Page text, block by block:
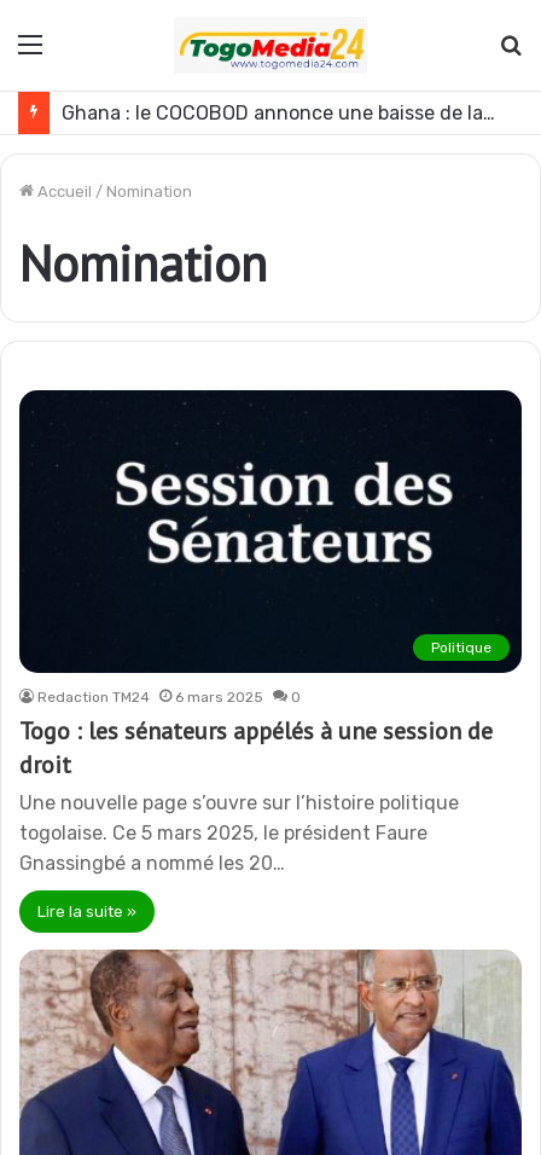
Menu
Ghana : le COCOBOD annonce une baisse de la production de cacao pour la campagne 2026-2027
Accueil / Nomination
Nomination
Politique
Redaction TM24 6 mars 2025 0
Togo : les sénateurs appélés à une session de
droit
Une nouvelle page s’ouvre sur l’histoire politique
togolaise. Ce 5 mars 2025, le président Faure
Gnassingbé a nommé les 20…
Lire la suite »